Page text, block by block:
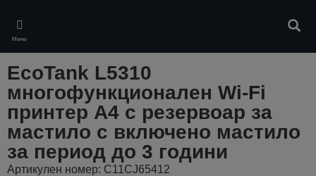
main
content
Меню
EcoTank L5310
многофункционален Wi-Fi
принтер A4 с резервоар за
мастило с включено мастило
за период до 3 години
Артикулен номер: C11CJ65412